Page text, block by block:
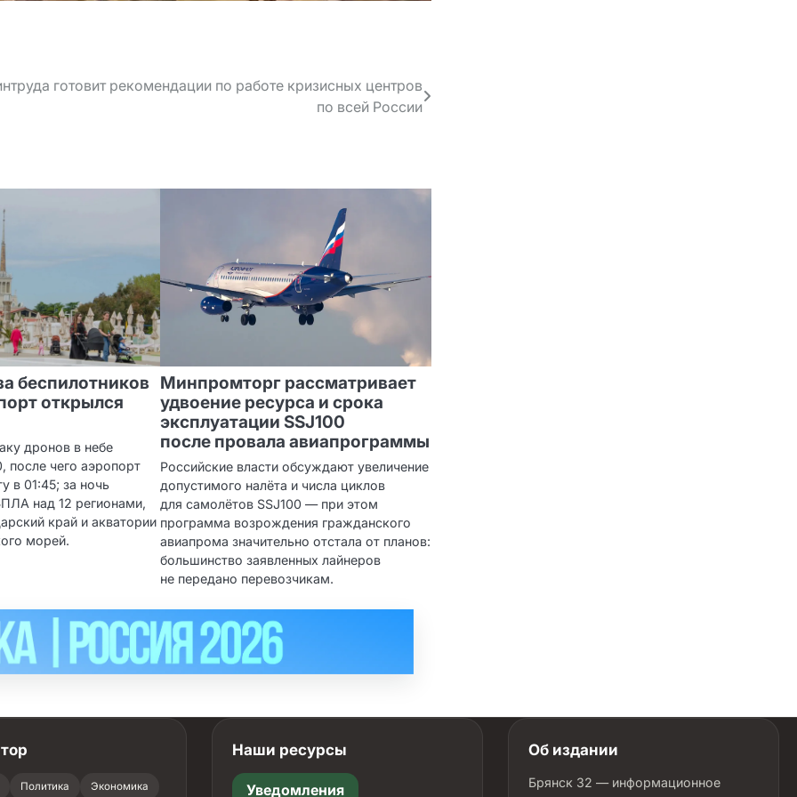
готовит рекомендации по работе кризисных центров
по всей России
беспилотников
открылся
дронов в небе
после чего аэропорт
в 01:45; за ночь
над 12 регионами,
край и акватории
морей.
Минпромторг рассматривает
удвоение ресурса и срока
эксплуатации SSJ100
после провала авиапрограммы
Российские власти обсуждают увеличение
допустимого налёта и числа циклов
для самолётов SSJ100 — при этом
программа возрождения гражданского
авиапрома значительно отстала от планов:
большинство заявленных лайнеров
не передано перевозчикам.
Политика Экономика
Наши ресурсы
Уведомления
Об издании
Брянск 32 — информационное